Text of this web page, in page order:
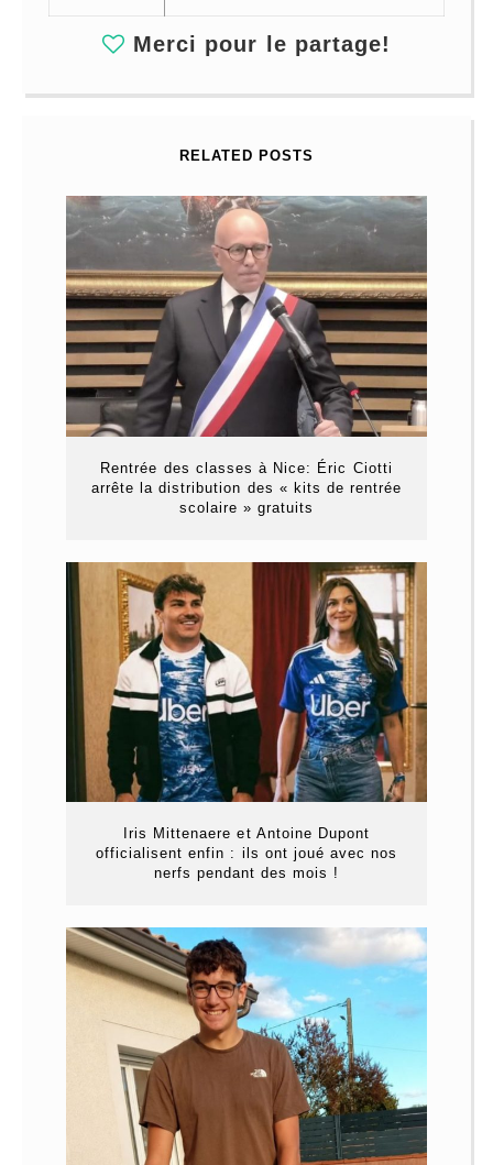
Merci pour le partage!
RELATED POSTS
Rentrée des classes à Nice: Éric Ciotti
arrête la distribution des « kits de rentrée
scolaire » gratuits
Iris Mittenaere et Antoine Dupont
officialisent enfin : ils ont joué avec nos
nerfs pendant des mois !